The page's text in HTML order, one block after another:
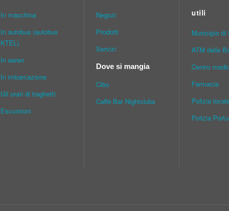
In macchina
In autobus (autobus
KTEL)
In aereo
In imbarcazione
Gli orari di traghetti
Escursioni
Νegozi
Prodotti
Servizi
Dove si mangia
Cibo
Caffé Bar Nightclubs
utili
Municipio di
ATM delle
Centro
Farmacia
Polizia
Polizia